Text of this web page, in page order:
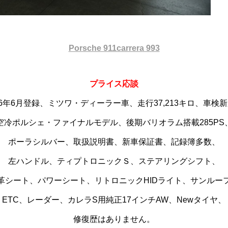
Porsche 911carrera 993
プライス応談
年6月登録、ミツワ・ディーラー車、走行37,213キロ、車検新
冷ポルシェ・ファイナルモデル、後期バリオラム搭載285PS、
ポーラシルバー、取扱説明書、新車保証書、記録簿多数、
左ハンドル、ティプトロニックＳ、ステアリングシフト、
シート、パワーシート、リトロニックHIDライト、サンルー
ETC、レーダー、カレラS用純正17インチAW、Newタイヤ、
修復歴はありません。